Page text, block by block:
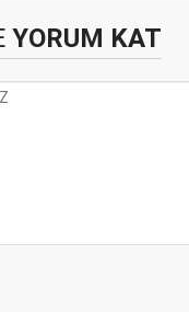
YORUM KAT